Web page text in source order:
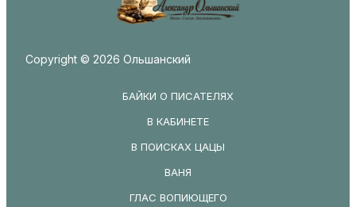
Copyright © 2026 Ольшанский
БАЙКИ О ПИСАТЕЛЯХ
В КАБИНЕТЕ
В ПОИСКАХ ЦАЦЫ
ВАНЯ
ГЛАС ВОПИЮЩЕГО